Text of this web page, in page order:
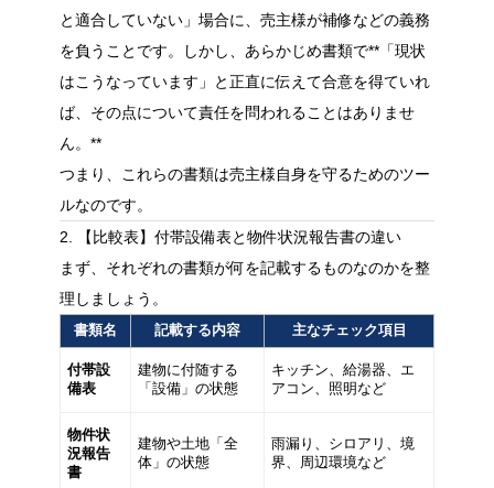
と適合していない」場合に、売主様が補修などの義務
を負うことです。しかし、あらかじめ書類で**「現状
はこうなっています」と正直に伝えて合意を得ていれ
ば、その点について責任を問われることはありませ
ん。**
つまり、これらの書類は売主様自身を守るためのツー
ルなのです。
2. 【比較表】付帯設備表と物件状況報告書の違い
まず、それぞれの書類が何を記載するものなのかを整
理しましょう。
書類名 記載する内容 主なチェック項目
付帯設
備表
建物に付随する
「設備」の状態
キッチン、給湯器、エ
アコン、照明など
物件状
況報告
書
建物や土地「全
体」の状態
雨漏り、シロアリ、境
界、周辺環境など